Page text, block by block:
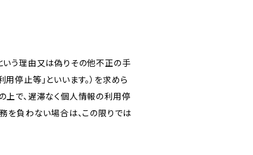
いう理由又は偽りその他不正の手
停止等」といいます。）を求めら
上で、遅滞なく個人情報の利用停
を負わない場合は、この限りでは